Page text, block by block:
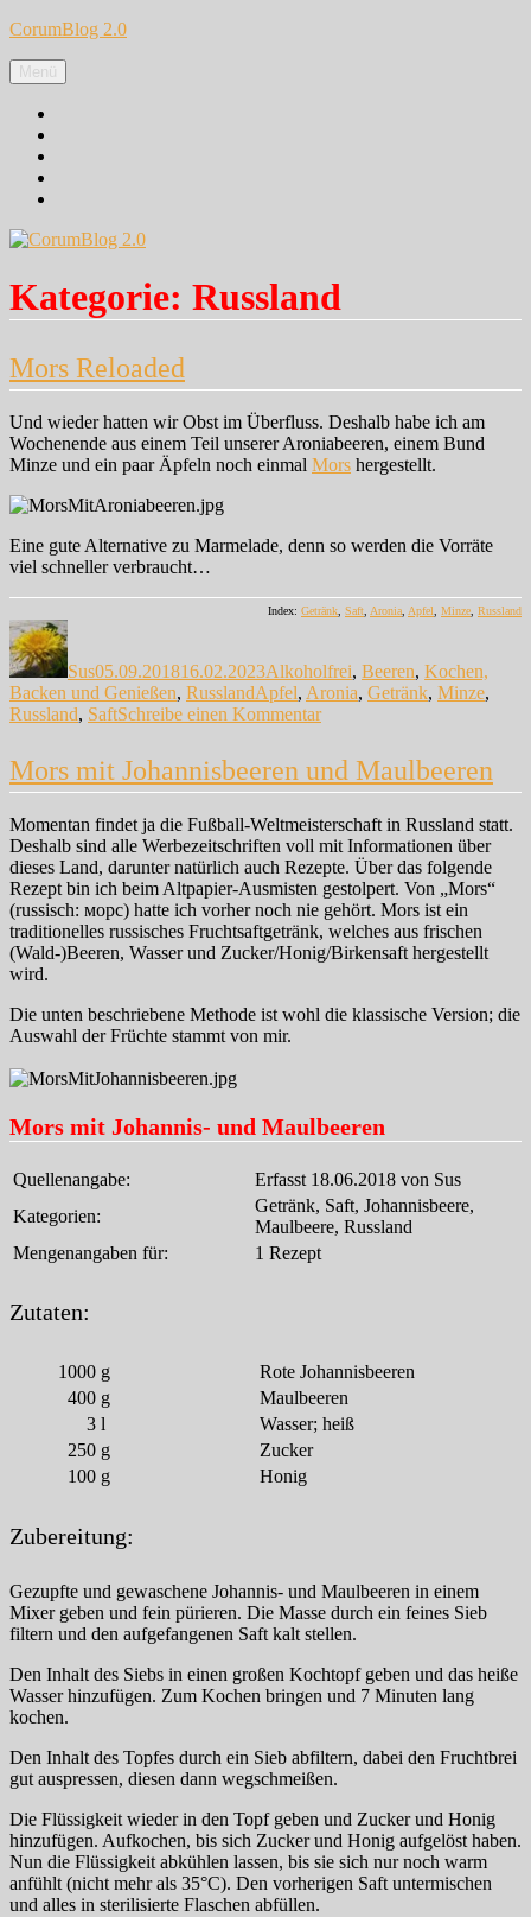
Zum
springen
CorumBlog 2.0
Menü
Kategorie: Russland
Mors Reloaded
Und wieder hatten wir Obst im Überfluss. Deshalb habe ich am
Wochenende aus einem Teil unserer Aroniabeeren, einem Bund
Minze und ein paar Äpfeln noch einmal Mors hergestellt.
Eine gute Alternative zu Marmelade, denn so werden die Vorräte
viel schneller verbraucht…
Index: Getränk Saft Aronia Apfel Minze Russland
Autor
Sus05.09.201816.02.2023Alkoholfrei, Beeren, Kochen,
Backen und Genießen, RusslandSchlagwörter
Apfel, Aronia, Getränk, Minze,
Russland, SaftSchreibe einen Kommentarzu
Reloaded
Mors mit Johannisbeeren und Maulbeeren
Momentan findet ja die Fußball-Weltmeisterschaft in Russland statt.
Deshalb sind alle Werbezeitschriften voll mit Informationen über
dieses Land, darunter natürlich auch Rezepte. Über das folgende
Rezept bin ich beim Altpapier-Ausmisten gestolpert. Von „Mors“
(russisch: морс) hatte ich vorher noch nie gehört. Mors ist ein
traditionelles russisches Fruchtsaftgetränk, welches aus frischen
(Wald-)Beeren, Wasser und Zucker/Honig/Birkensaft hergestellt
wird.
Die unten beschriebene Methode ist wohl die klassische Version; die
Auswahl der Früchte stammt von mir.
Mors mit Johannis- und Maulbeeren
Quellenangabe:
Erfasst 18.06.2018 von Sus
Kategorien:
Getränk, Saft, Johannisbeere,
Maulbeere, Russland
Mengenangaben für:
1 Rezept
Zutaten:
1000 g
Rote Johannisbeeren
400 g
Maulbeeren
3 l
Wasser; heiß
250 g
Zucker
100 g Honig
Zubereitung:
Gezupfte und gewaschene Johannis- und Maulbeeren in einem
Mixer geben und fein pürieren. Die Masse durch ein feines Sieb
filtern und den aufgefangenen Saft kalt stellen.
Den Inhalt des Siebs in einen großen Kochtopf geben und das heiße
Wasser hinzufügen. Zum Kochen bringen und 7 Minuten lang
kochen.
Den Inhalt des Topfes durch ein Sieb abfiltern, dabei den Fruchtbrei
gut auspressen, diesen dann wegschmeißen.
Die Flüssigkeit wieder in den Topf geben und Zucker und Honig
hinzufügen. Aufkochen, bis sich Zucker und Honig aufgelöst haben.
Nun die Flüssigkeit abkühlen lassen, bis sie sich nur noch warm
anfühlt (nicht mehr als 35°C). Den vorherigen Saft untermischen
und alles in sterilisierte Flaschen abfüllen.